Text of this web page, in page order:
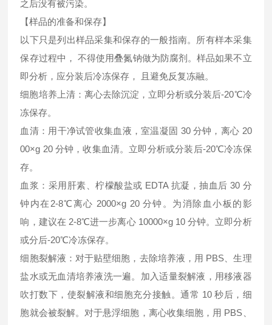
之后没有被污染。
【样品的准备和保存】
以下只是列出样品采集和保存的一般指南。所有样本采集
保存过程中， 不得使用叠氮钠做为防腐剂。样品如果不立
即分析，应分装后冷冻保存， 且避免反复冻融。
细胞培养上清：离心去除沉淀，立即分析或分装后-20℃冷
冻保存。
血清：用干净试管收集血液，室温凝固 30 分钟，离心 20
00×g 20 分钟，收集血清。立即分析或分装后-20℃冷冻保
存。
血浆：采用肝素、柠檬酸盐或 EDTA 抗凝，抽血后 30 分
钟内在2-8℃离心 2000×g 20 分钟。为消除血小板的影
响，建议在 2-8℃进一步离心 10000×g 10 分钟。立即分析
或分后-20℃冷冻保存。
细胞裂解液：对于贴壁细胞，去除培养液，用 PBS、生理
盐水或无血清培养液洗一遍。加入适量裂解液，用移液器
吹打数下，使裂解液和细胞充分接触。通常 10 秒后，细
胞就会被裂解。对于悬浮细胞，离心收集细胞，用 PBS、